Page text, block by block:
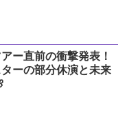
ー直前の衝撃発表！
ーの部分休演と未来